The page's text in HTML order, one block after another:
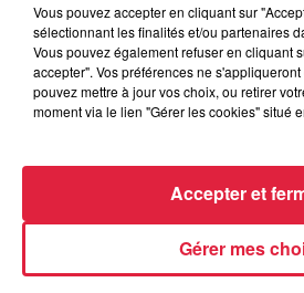
Au zoo de Mulhouse :
flamants rouges
Le Parc Zoologique et Botanique de
Vous pouvez accepter en cliquant sur
sélectionnant les finalités et/ou partenaires
Vous pouvez également refuser en cliquant
accepter". Vos préférences ne
pouvez mettre à jour vos choix, ou retirer
moment via le lien "Gérer les cookies" situé
Gérer mes
Accepter et